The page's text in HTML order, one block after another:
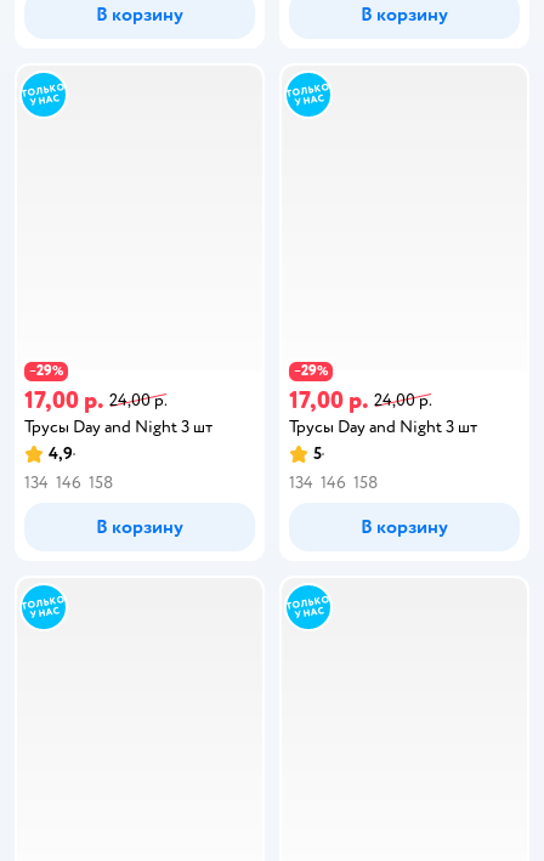
В корзину В корзину
−29%
17,00 р. 24,00 р.
Трусы Day and Night 3 шт
4,9
134 146 158
В корзину
−29%
17,00 р. 24,00 р.
Трусы Day and Night 3 шт
5
134 146 158
В корзину